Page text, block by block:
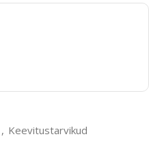
, Keevitustarvikud